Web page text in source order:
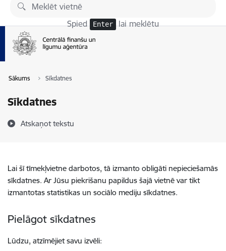
Pāriet uz lapas saturu
Spied Enter lai meklētu
Sākums Sīkdatnes
Sīkdatnes
Atskaņot tekstu
Lai šī tīmekļvietne darbotos, tā izmanto obligāti nepieciešamās
sīkdatnes. Ar Jūsu piekrišanu papildus šajā vietnē var tikt
izmantotas statistikas un sociālo mediju sīkdatnes.
Pielāgot sīkdatnes
Lūdzu, atzīmējiet savu izvēli: